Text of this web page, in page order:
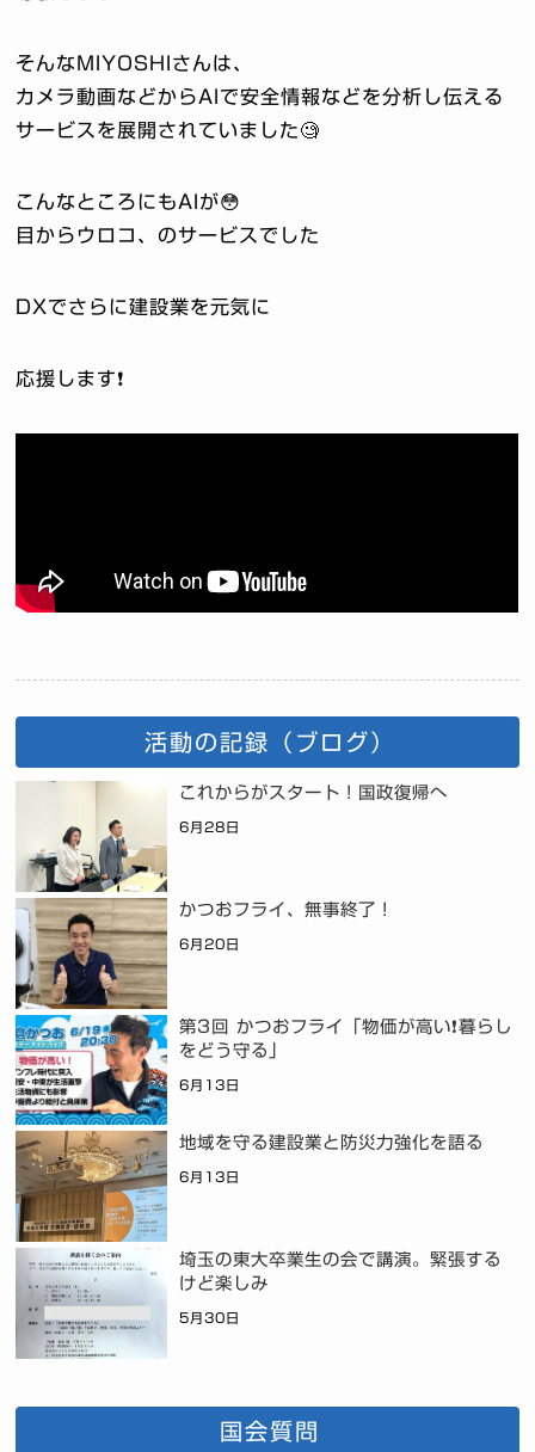
そんなMIYOSHIさんは、
カメラ動画などからAIで安全情報などを分析し伝える
サービスを展開されていました🧐
こんなところにもAIが😳
目からウロコ、のサービスでした
DXでさらに建設業を元気に
応援します❗️
活動の記録（ブログ）
これからがスタート！国政復帰へ
6月28日
かつおフライ、無事終了！
6月20日
第3回 かつおフライ「物価が高い❗暮らし
をどう守る」
6月13日
地域を守る建設業と防災力強化を語る
6月13日
埼玉の東大卒業生の会で講演。緊張する
けど楽しみ
5月30日
国会質問